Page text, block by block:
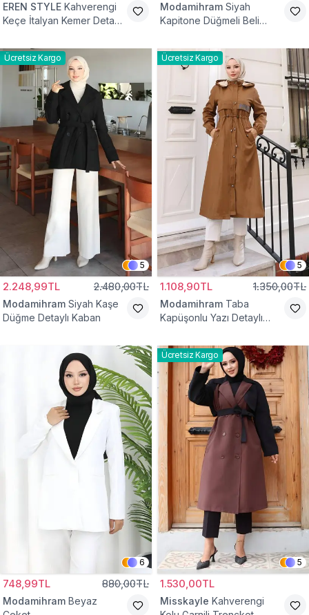
EREN STYLE Kahverengi
Keçe İtalyan Kemer Detaylı
Modamihram Siyah
Kapitone Düğmeli Beli
Ücretsiz Kargo
5
2.248,99TL 2.480,00TL
Modamihram Siyah Kaşe
Düğme Detaylı Kaban
Ücretsiz Kargo
5
1.108,90TL 1.350,00TL
Modamihram Taba
Kapüşonlu Yazı Detaylı
6
748,99TL 880,00TL
Modamihram Beyaz
Ücretsiz Kargo
5
1.530,00TL
Misskayle Kahverengi